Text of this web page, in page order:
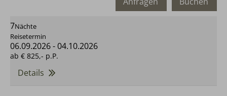
7Nächte
Reisetermin
06.09.2026-04.10.2026
ab € 825,- p.P.
Details